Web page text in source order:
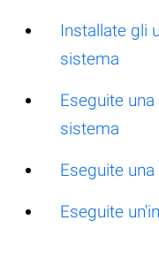
Installate gli
sistema
Eseguite
sistema
Eseguite
Eseguite